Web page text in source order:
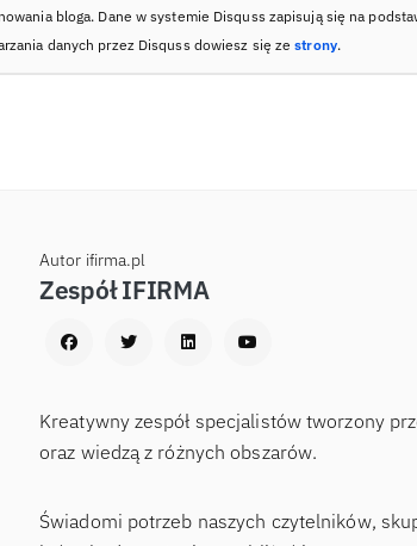
bloga. Dane w systemie Disquss zapisują się na
danych przez Disquss dowiesz się zestrony.
Autor ifirma.pl
Zespół IFIRMA
Kreatywny zespół specjalistów tworzony
oraz wiedzą z różnych obszarów.
Świadomi potrzeb naszych czytelników,